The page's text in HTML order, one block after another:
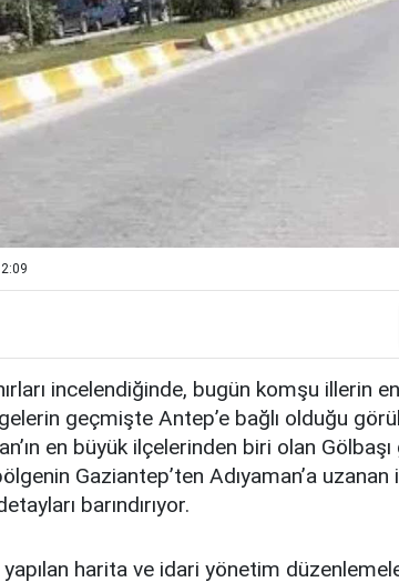
incelendiğinde, bugün komşu illerin
geçmişte Antep’e bağlı olduğu
en büyük ilçelerinden biri olan
Gaziantep’ten Adıyaman’a
barındırıyor.
yapılan harita ve idari yönetim